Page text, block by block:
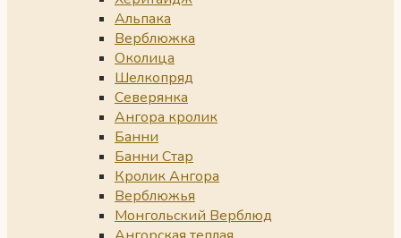
Альпака
Верблюжка
Околица
Шелкопряд
Северянка
Ангора кролик
Банни
Банни Стар
Кролик Ангора
Верблюжья
Монгольский Верблюд